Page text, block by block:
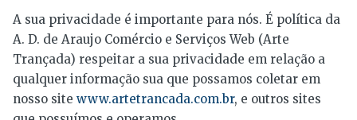
A sua privacidade é importante para nós. É política da
A. D. de Araujo Comércio e Serviços Web (Arte
Trançada) respeitar a sua privacidade em relação a
qualquer informação sua que possamos coletar em
nosso site www.artetrancada.com.br, e outros sites